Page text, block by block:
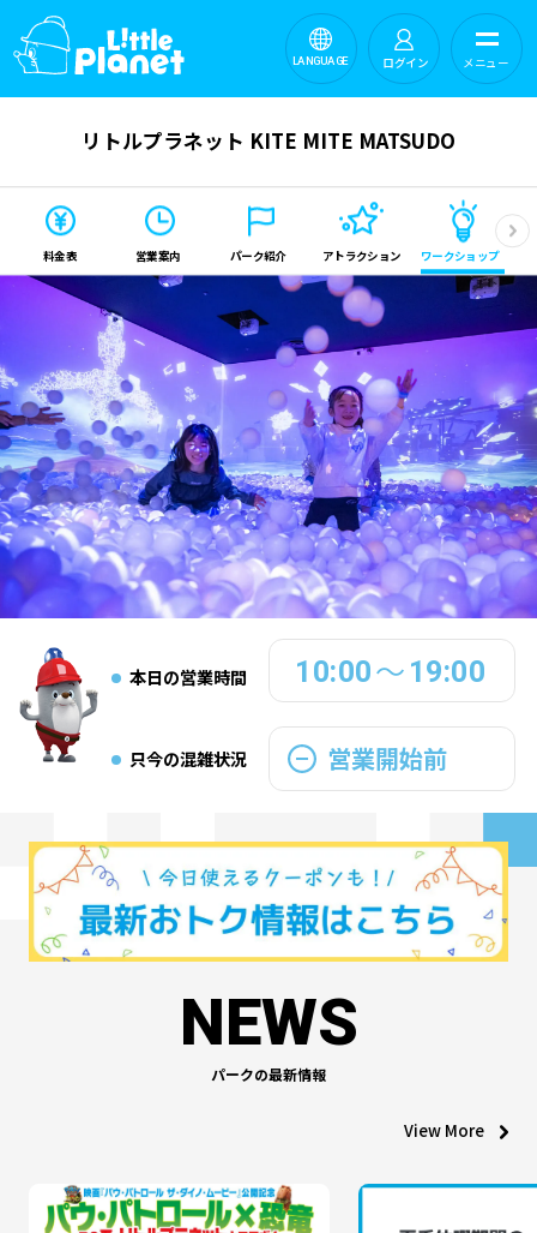
ログイン
LANGUAGE メニュー
リトルプラネット KITE MITE MATSUDO
料金表 営業案内 パーク紹介 アトラクション ワークショップ
本日の営業時間 10:00 ～ 19:00
只今の混雑状況 営業開始前
NEWS
パークの最新情報
View More